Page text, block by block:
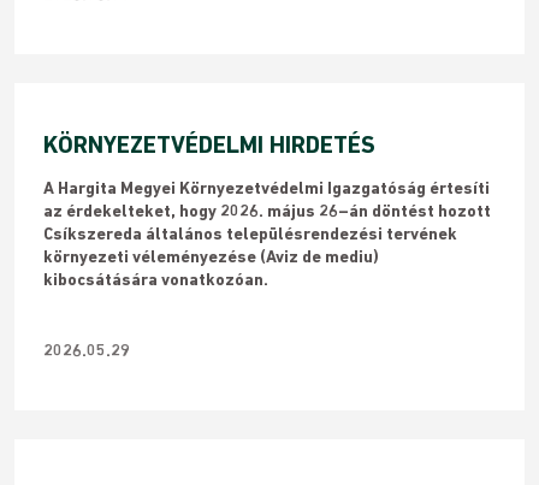
KÖRNYEZETVÉDELMI HIRDETÉS
A Hargita Megyei Környezetvédelmi Igazgatóság értesíti
az érdekelteket, hogy 2026. május 26–án döntést hozott
Csíkszereda általános településrendezési tervének
környezeti véleményezése (Aviz de mediu)
kibocsátására vonatkozóan.
2026.05.29